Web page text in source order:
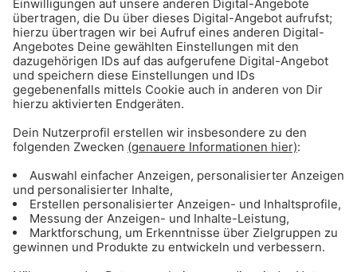
ANZEIGE - Basketball: Alle Infos & Spiele
des FC Bayern Basketball
Gong 96.3 - Mediadaten